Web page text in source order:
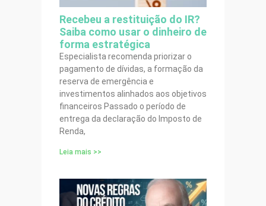
Recebeu a restituição do IR?
Saiba como usar o dinheiro de
forma estratégica
Especialista recomenda priorizar o
pagamento de dívidas, a formação da
reserva de emergência e
investimentos alinhados aos objetivos
financeiros Passado o período de
entrega da declaração do Imposto de
Renda,
Leia mais >>